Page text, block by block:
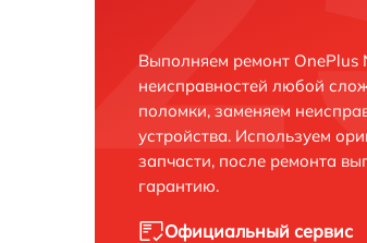
Выполняем ремонт OnePlus
неисправностей любой
поломки, заменяем
устройства. Используем
запчасти, после ремонта
гарантию.
Официальный сервис